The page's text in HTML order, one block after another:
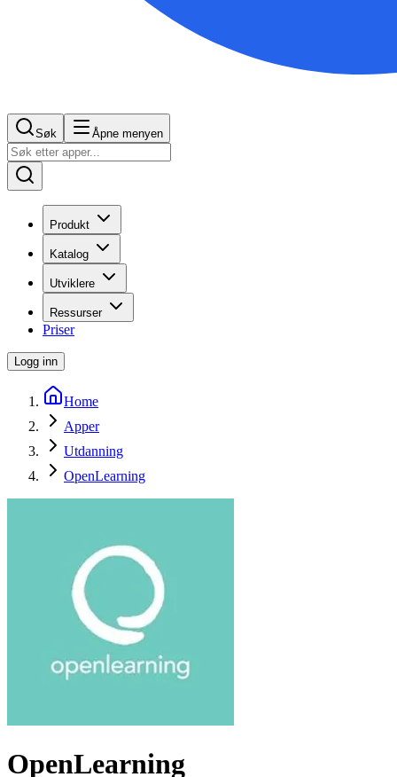
Søk Åpne menyen
Produkt
Katalog
Utviklere
Ressurser
Priser
Logg inn
Home
Apper
Utdanning
OpenLearning
OpenLearning